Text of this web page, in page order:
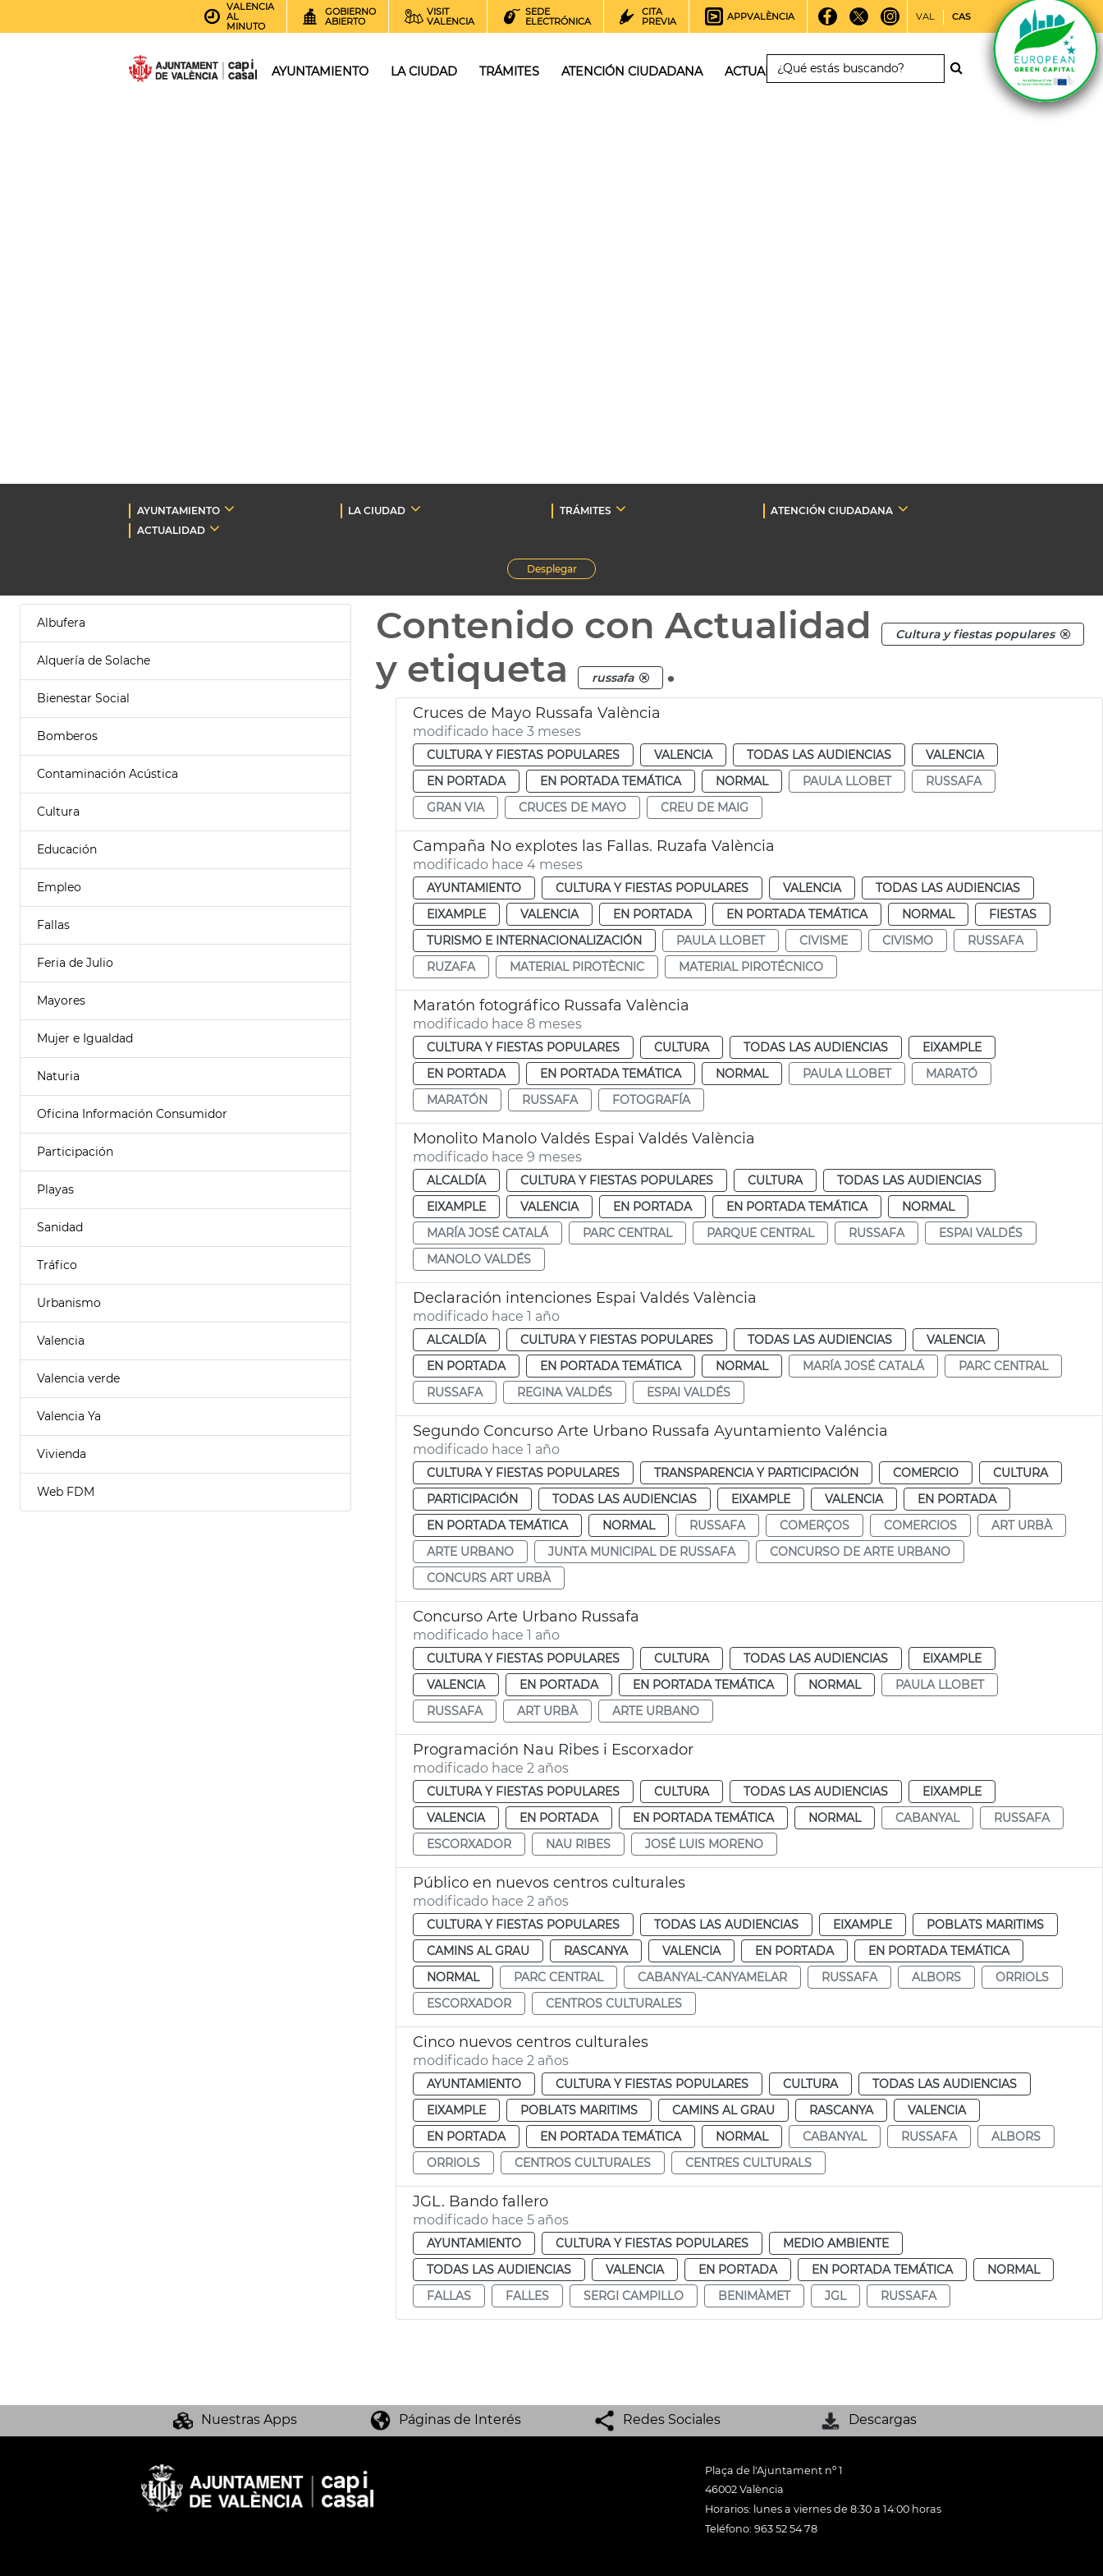
VALENCIA
AL
MINUTO
GOBIERNO
ABIERTO
VISIT
VALENCIA
SEDE
ELECTRÓNICA
CITA
PREVIA
APPVALÈNCIA VAL CAS
AYUNTAMIENTO LA CIUDAD TRÁMITES ATENCIÓN CIUDADANA ACTUALIDAD
AYUNTAMIENTO LA CIUDAD TRÁMITES
ATENCIÓN CIUDADANA
ACTUALIDAD
Desplegar
Albufera
Alquería de Solache
Bienestar Social
Bomberos
Contaminación Acústica
Cultura
Educación
Empleo
Fallas
Feria de Julio
Mayores
Mujer e Igualdad
Naturia
Oficina Información Consumidor
Participación
Playas
Sanidad
Tráfico
Urbanismo
Valencia
Valencia verde
Valencia Ya
Vivienda
Web FDM
Contenido con Actualidad Cultura y fiestas populares
y etiqueta russafa .
Cruces de Mayo Russafa València
modificado hace 3 meses
CULTURA Y FIESTAS POPULARES VALENCIA TODAS LAS AUDIENCIAS
VALENCIA
EN PORTADA
EN PORTADA TEMÁTICA NORMAL PAULA LLOBET
RUSSAFA
GRAN VIA
CRUCES DE MAYO CREU DE MAIG
Campaña No explotes las Fallas. Ruzafa València
modificado hace 4 meses
AYUNTAMIENTO CULTURA Y FIESTAS POPULARES VALENCIA
TODAS LAS AUDIENCIAS
EIXAMPLE
VALENCIA EN PORTADA EN PORTADA TEMÁTICA NORMAL
FIESTAS
TURISMO E INTERNACIONALIZACIÓN
PAULA LLOBET CIVISME CIVISMO
RUSSAFA
RUZAFA
MATERIAL PIROTÈCNIC MATERIAL PIROTÉCNICO
Maratón fotográfico Russafa València
modificado hace 8 meses
CULTURA Y FIESTAS POPULARES CULTURA TODAS LAS AUDIENCIAS
EIXAMPLE
EN PORTADA
EN PORTADA TEMÁTICA NORMAL PAULA LLOBET
MARATÓ
MARATÓN
RUSSAFA FOTOGRAFÍA
Monolito Manolo Valdés Espai Valdés València
modificado hace 9 meses
ALCALDÍA CULTURA Y FIESTAS POPULARES CULTURA
TODAS LAS AUDIENCIAS
EIXAMPLE
VALENCIA EN PORTADA EN PORTADA TEMÁTICA
NORMAL
MARÍA JOSÉ CATALÁ
PARC CENTRAL PARQUE CENTRAL RUSSAFA
ESPAI VALDÉS
MANOLO VALDÉS
Declaración intenciones Espai Valdés València
modificado hace 1 año
ALCALDÍA CULTURA Y FIESTAS POPULARES TODAS LAS AUDIENCIAS
VALENCIA
EN PORTADA
EN PORTADA TEMÁTICA NORMAL MARÍA JOSÉ CATALÁ
PARC CENTRAL
RUSSAFA
REGINA VALDÉS ESPAI VALDÉS
Segundo Concurso Arte Urbano Russafa Ayuntamiento Valéncia
modificado hace 1 año
CULTURA Y FIESTAS POPULARES TRANSPARENCIA Y PARTICIPACIÓN COMERCIO
CULTURA
PARTICIPACIÓN
TODAS LAS AUDIENCIAS EIXAMPLE VALENCIA
EN PORTADA
EN PORTADA TEMÁTICA
NORMAL RUSSAFA COMERÇOS COMERCIOS
ART URBÀ
ARTE URBANO
JUNTA MUNICIPAL DE RUSSAFA
CONCURSO DE ARTE URBANO
CONCURS ART URBÀ
Concurso Arte Urbano Russafa
modificado hace 1 año
CULTURA Y FIESTAS POPULARES CULTURA TODAS LAS AUDIENCIAS
EIXAMPLE
VALENCIA
EN PORTADA EN PORTADA TEMÁTICA NORMAL
PAULA LLOBET
RUSSAFA
ART URBÀ ARTE URBANO
Programación Nau Ribes i Escorxador
modificado hace 2 años
CULTURA Y FIESTAS POPULARES CULTURA TODAS LAS AUDIENCIAS
EIXAMPLE
VALENCIA
EN PORTADA EN PORTADA TEMÁTICA NORMAL CABANYAL
RUSSAFA
ESCORXADOR
NAU RIBES JOSÉ LUIS MORENO
Público en nuevos centros culturales
modificado hace 2 años
CULTURA Y FIESTAS POPULARES TODAS LAS AUDIENCIAS EIXAMPLE
POBLATS MARITIMS
CAMINS AL GRAU
RASCANYA VALENCIA EN PORTADA
EN PORTADA TEMÁTICA
NORMAL
PARC CENTRAL CABANYAL-CANYAMELAR RUSSAFA ALBORS
ORRIOLS
ESCORXADOR
CENTROS CULTURALES
Cinco nuevos centros culturales
modificado hace 2 años
AYUNTAMIENTO CULTURA Y FIESTAS POPULARES CULTURA
TODAS LAS AUDIENCIAS
EIXAMPLE
POBLATS MARITIMS CAMINS AL GRAU RASCANYA
VALENCIA
EN PORTADA
EN PORTADA TEMÁTICA NORMAL CABANYAL RUSSAFA
ALBORS
ORRIOLS
CENTROS CULTURALES CENTRES CULTURALS
JGL. Bando fallero
modificado hace 5 años
AYUNTAMIENTO CULTURA Y FIESTAS POPULARES
MEDIO AMBIENTE
TODAS LAS AUDIENCIAS
VALENCIA EN PORTADA EN PORTADA TEMÁTICA
NORMAL
FALLAS
FALLES SERGI CAMPILLO BENIMÀMET JGL RUSSAFA
Nuestras Apps Páginas de Interés Redes Sociales Descargas
Plaça de l'Ajuntament nº 1
46002 València
Horarios: lunes a viernes de 8:30 a 14:00 horas
Teléfono: 963 52 54 78